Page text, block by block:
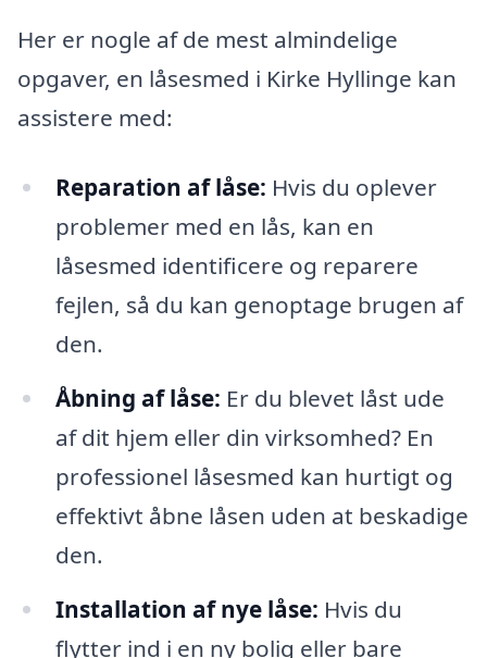
Her er nogle af de mest almindelige
opgaver, en låsesmed i Kirke Hyllinge kan
assistere med:
Reparation af låse: Hvis du oplever
problemer med en lås, kan en
låsesmed identificere og reparere
fejlen, så du kan genoptage brugen af
den.
Åbning af låse: Er du blevet låst ude
af dit hjem eller din virksomhed? En
professionel låsesmed kan hurtigt og
effektivt åbne låsen uden at beskadige
den.
Installation af nye låse: Hvis du
flytter ind i en ny bolig eller bare